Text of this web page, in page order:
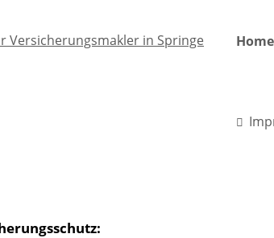
Home